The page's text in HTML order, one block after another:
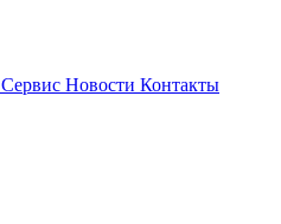
Сервис Новости Контакты